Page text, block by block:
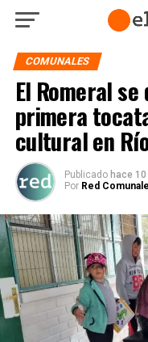
COMUNALES
El Romeral
primera
cultural en
Publicado hace
Por Red